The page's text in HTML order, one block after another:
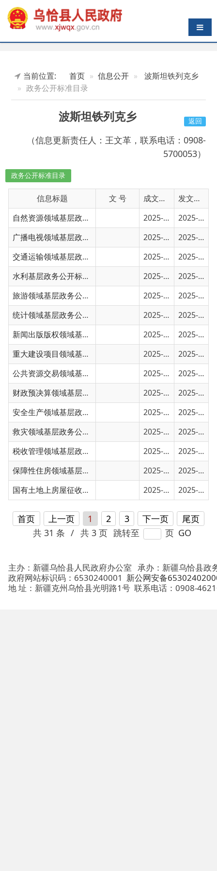
导航切换
政务公开标准目录
波斯坦铁列克乡
（信息更新责任人：王文革，联系电话：0908-
5700053）
信息标题
2025-01-30
广播电视领域基层政务公开事项目录 2025-01-30
2025-01-30
交通运输领域基层政务公开事项目录
2025-01-30
2025-01-30
水利基层政务公开标准目录
旅游领域基层政务公开标准目录 2025-01-30 2025-01-30
统计领域基层政务公开标准目录 2025-01-30 2025-01-30
新闻出版版权领域基层政务公开标准目录 2025-01-30
2025-01-30
重大建设项目领域基层政务公开标准目录
2025-01-29 2025-01-29
公共资源交易领域基层政务公开标准目录 2025-01-29 2025-01-29
财政预决算领域基层政务公开标准目录 2025-01-29 2025-01-29
安全生产领域基层政务公开标准目录 2025-01-29 2025-01-29
救灾领域基层政务公开标准目录 2025-01-29
2025-01-29
税收管理领域基层政务公开标准目录
保障性住房领域基层政务公开标准目录 2025-01-29 2025-01-29
国有土地上房屋征收与补偿领域基层政务公开... 2025-01-29 2025-01-29
首页 上一页 1 2 3 下一页
尾页
共 31 条 / 共 3 页 页 GO
主办：新疆乌恰县人民政府办公室承办：新疆乌恰县政务服务
政府网站标识码：6530240001新公网安备65302402000101号
地 址：新疆克州乌恰县光明路1号
联系电话：0908-4621030